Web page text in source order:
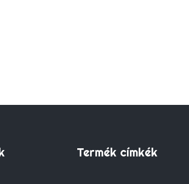
Termék címkék